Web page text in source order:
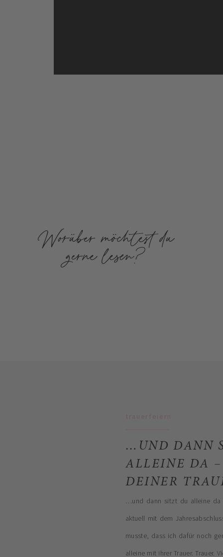
Worüber möchtest du
gerne lesen?
…und dann sitzt du alleine da
aktuell mit dem
musste, dass ich dafür noch
alleine mit ihrer Trauer. Trauer.
…UND DANN
ALLEINE DA
DEINER